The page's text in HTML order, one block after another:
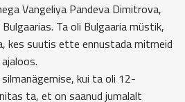
Vangeliya Pandeva Dimitrova,
Ta oli Bulgaaria müstik,
kes suutis ette ennustada mitmeid
kui ta oli 12-
ta, et on saanud jumalalt